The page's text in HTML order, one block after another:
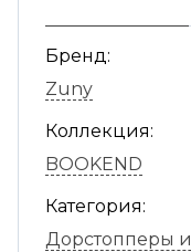
Бренд:
Zuny
Коллекция:
BOOKEND
Категория:
Дорстопперы